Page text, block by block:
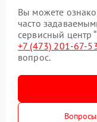
Вы можете
часто
сервисный центр
+7 (473) 201-67-
вопрос.